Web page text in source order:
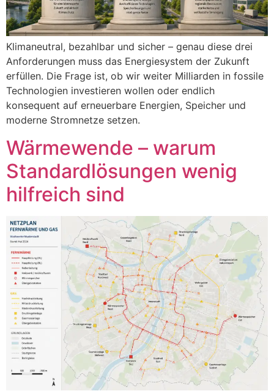
Klimaneutral, bezahlbar und sicher – genau diese drei
Anforderungen muss das Energiesystem der Zukunft
erfüllen. Die Frage ist, ob wir weiter Milliarden in fossile
Technologien investieren wollen oder endlich
konsequent auf erneuerbare Energien, Speicher und
moderne Stromnetze setzen.
Wärmewende – warum
Standardlösungen wenig
hilfreich sind